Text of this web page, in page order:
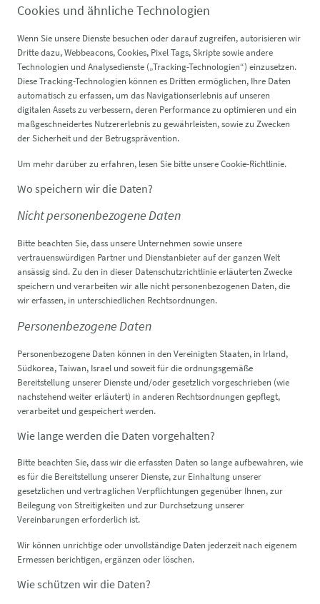
Cookies und ähnliche Technologien
Wenn Sie unsere Dienste besuchen oder darauf zugreifen, autorisieren wir
Dritte dazu, Webbeacons, Cookies, Pixel Tags, Skripte sowie andere
Technologien und Analysedienste („Tracking-Technologien“) einzusetzen.
Diese Tracking-Technologien können es Dritten ermöglichen, Ihre Daten
automatisch zu erfassen, um das Navigationserlebnis auf unseren
digitalen Assets zu verbessern, deren Performance zu optimieren und ein
maßgeschneidertes Nutzererlebnis zu gewährleisten, sowie zu Zwecken
der Sicherheit und der Betrugsprävention.
Um mehr darüber zu erfahren, lesen Sie bitte unsere Cookie-Richtlinie.
Wo speichern wir die Daten?
Nicht personenbezogene Daten
Bitte beachten Sie, dass unsere Unternehmen sowie unsere
vertrauenswürdigen Partner und Dienstanbieter auf der ganzen Welt
ansässig sind. Zu den in dieser Datenschutzrichtlinie erläuterten Zwecke
speichern und verarbeiten wir alle nicht personenbezogenen Daten, die
wir erfassen, in unterschiedlichen Rechtsordnungen.
Personenbezogene Daten
Personenbezogene Daten können in den Vereinigten Staaten, in Irland,
Südkorea, Taiwan, Israel und soweit für die ordnungsgemäße
Bereitstellung unserer Dienste und/oder gesetzlich vorgeschrieben (wie
nachstehend weiter erläutert) in anderen Rechtsordnungen gepflegt,
verarbeitet und gespeichert werden.
Wie lange werden die Daten vorgehalten?
Bitte beachten Sie, dass wir die erfassten Daten so lange aufbewahren, wie
es für die Bereitstellung unserer Dienste, zur Einhaltung unserer
gesetzlichen und vertraglichen Verpflichtungen gegenüber Ihnen, zur
Beilegung von Streitigkeiten und zur Durchsetzung unserer
Vereinbarungen erforderlich ist.
Wir können unrichtige oder unvollständige Daten jederzeit nach eigenem
Ermessen berichtigen, ergänzen oder löschen.
Wie schützen wir die Daten?​